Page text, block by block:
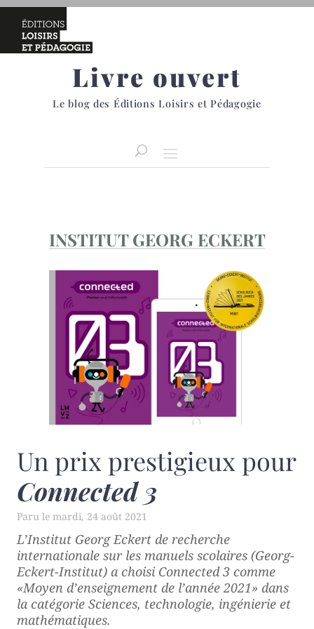
Livre ouvert
Le blog des Éditions Loisirs et Pédagogie
INSTITUT GEORG ECKERT
Un prix prestigieux pour
Connected 3
mardi, 24 août 2021
L’Institut Georg Eckert de recherche
internationale sur les manuels scolaires (Georg-
Eckert-Institut) a choisi Connected 3 comme
«Moyen d’enseignement de l’année 2021» dans
la catégorie Sciences, technologie, ingénierie et
mathématiques.